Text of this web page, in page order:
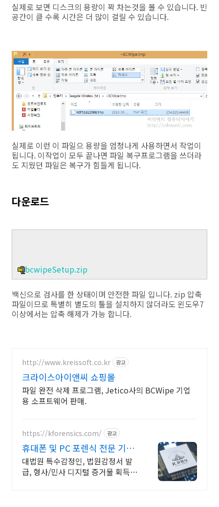
실제로 보면 디스크의 용량이 꽉 차는것을 볼 수 있습니다. 빈
공간이 클 수록 시간은 더 많이 걸릴 수 있습니다.
실제로 이런 이 파일으 용량을 엄청나게 사용하면서 작업이
됩니다. 이작업이 모두 끝나면 파일 복구프로그램을 쓰더라
도 지웠던 파일은 복구가 힘들게 됩니다.
다운로드
bcwipeSetup.zip
백신으로 검사를 한 상태이며 안전한 파일 입니다. zip 압축
파일이므로 특별히 별도의 툴을 설치하지 않더라도 윈도우7
이상에서는 압축 해제가 가능 합니다.
http://www.kreissoft.co.kr 광고
크라이스아이앤씨 쇼핑몰
파일 완전 삭제 프로그램, Jetico사의 BCWipe 기업
용 소프트웨어 판매.
https://kforensics.com/ 광고
휴대폰 및 PC 포렌식 전문 기업
정보유출 내부감사 전문
대법원 특수감정인, 법원감정서 발
급, 형사/민사 디지털 증거물 획득